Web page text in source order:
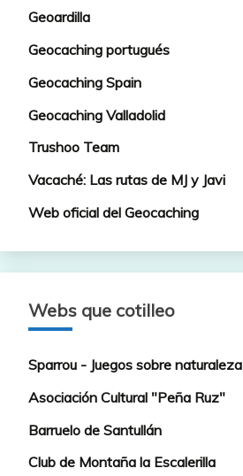
Geoardilla
Geocaching portugués
Geocaching Spain
Geocaching Valladolid
Trushoo Team
Vacaché: Las rutas de MJ y Javi
Web oficial del Geocaching
Webs que cotilleo
Sparrou - Juegos sobre naturaleza
Asociación Cultural "Peña Ruz"
Barruelo de Santullán
Club de Montaña la Escalerilla